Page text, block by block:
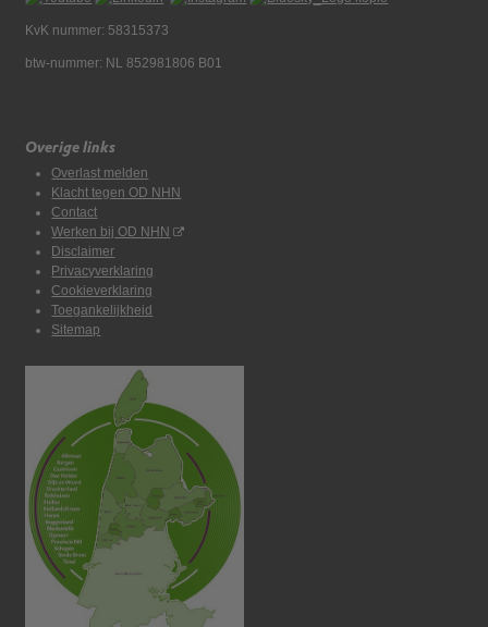
KvK nummer: 58315373
btw-nummer: NL 852981806 B01
Overige links
Overlast melden
Klacht tegen OD NHN
Contact
Werken bij OD NHN
Disclaimer
Privacyverklaring
Cookieverklaring
Toegankelijkheid
Sitemap